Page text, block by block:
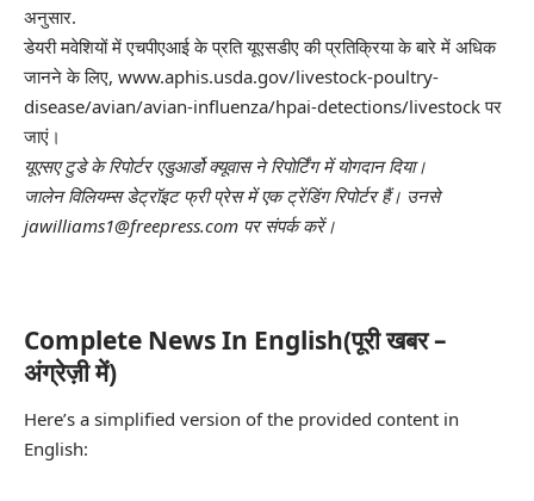
अनुसार.
डेयरी मवेशियों में एचपीएआई के प्रति यूएसडीए की प्रतिक्रिया के बारे में अधिक
जानने के लिए, www.aphis.usda.gov/livestock-poultry-
disease/avian/avian-influenza/hpai-detections/livestock पर
जाएं।
यूएसए टुडे के रिपोर्टर एडुआर्डो क्यूवास ने रिपोर्टिंग में योगदान दिया।
जालेन विलियम्सडेट्रॉइट फ्री प्रेस में एक ट्रेंडिंग रिपोर्टर हैं। उनसे
jawilliams1@freepress.com पर संपर्क करें।
Complete News In English(पूरी खबर –
अंग्रेज़ी में)
Here’s a simplified version of the provided content in
English: